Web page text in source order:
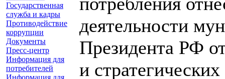
Государственная
служба и кадры
Противодействие
коррупции
Документы
Пресс-центр
Информация для
потребителей
Информация для
деятельности
Президента РФ
и